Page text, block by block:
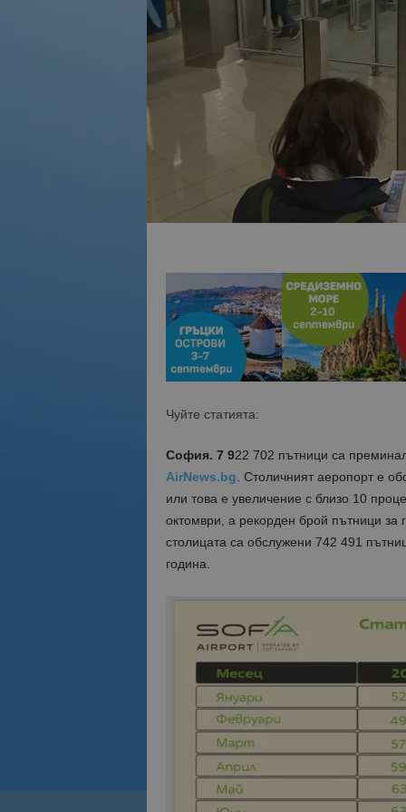
Чуйте статията:
София. 7 922 702 пътници са
AirNews.bg . Столичният аеропорт е
или това е увеличение с близо 10
октомври, а рекорден брой пътници за
столицата са обслужени 742 491
година.